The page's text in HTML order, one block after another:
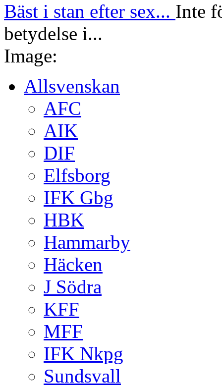
Bäst i stan efter sex... Inte
betydelse i...
Image:
Allsvenskan
AFC
AIK
DIF
Elfsborg
IFK Gbg
HBK
Hammarby
Häcken
J Södra
KFF
MFF
IFK Nkpg
Sundsvall